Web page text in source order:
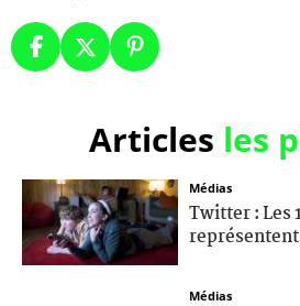
Articles les
Médias
Twitter : Les
représentent
Médias